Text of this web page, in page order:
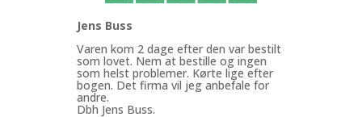
Jens Buss
Varen kom 2 dage efter den var bestilt
som lovet. Nem at bestille og ingen
som helst problemer. Kørte lige efter
bogen. Det firma vil jeg anbefale for
andre.
Dbh Jens Buss.